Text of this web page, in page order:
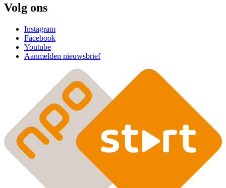
Volg ons
Instagram
Facebook
Youtube
Aanmelden nieuwsbrief